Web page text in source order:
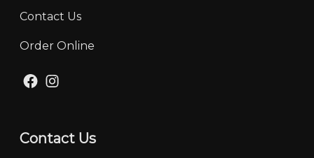
Contact Us
Order Online
Facebook
Contact Us